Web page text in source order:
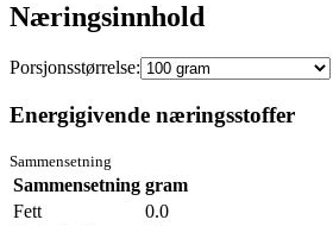
Næringsinnhold
Porsjonsstørrelse:
Energigivende næringsstoffer
Sammensetning
Sammensetning gram
Fett
0.0